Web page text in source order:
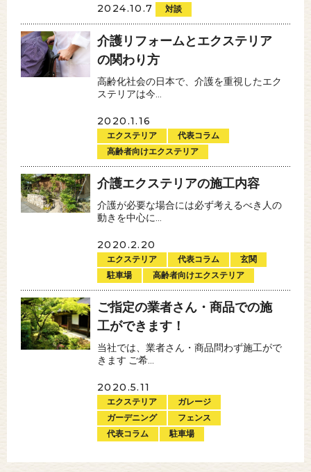
2024.10.7 対談
介護リフォームとエクステリア
の関わり方
高齢化社会の日本で、介護を重視したエク
ステリアは今...
2020.1.16
エクステリア
代表コラム
高齢者向けエクステリア
介護エクステリアの施工内容
介護が必要な場合には必ず考えるべき人の
動きを中心に...
2020.2.20
エクステリア 代表コラム
玄関
駐車場
高齢者向けエクステリア
ご指定の業者さん・商品での施
工ができます！
当社では、業者さん・商品問わず施工がで
きます ご希...
2020.5.11
エクステリア
ガレージ
ガーデニング
フェンス
代表コラム
駐車場